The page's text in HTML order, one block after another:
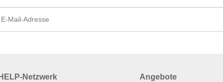
HELP-Netzwerk Angebote